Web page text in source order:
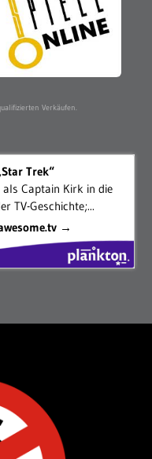
Verkäufen.
Trek“
als Captain Kirk in die
TV-Geschichte;...
→